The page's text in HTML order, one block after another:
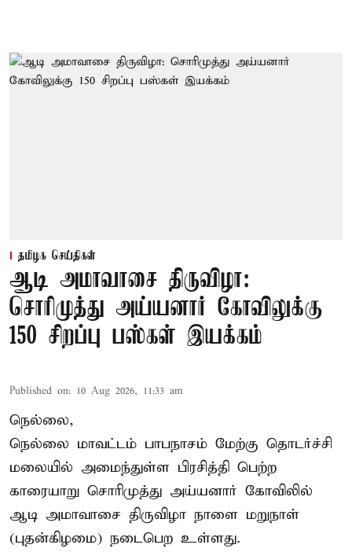
தமிழக செய்திகள்
ஆடி அமாவாசை திருவிழா:
சொரிமுத்து அய்யனார் கோவிலுக்கு
150 சிறப்பு பஸ்கள் இயக்கம்
Published on: 10 Aug 2026, 11:33 am
நெல்லை,
நெல்லை மாவட்டம் பாபநாசம் மேற்கு தொடர்ச்சி
மலையில் அமைந்துள்ள பிரசித்தி பெற்ற
காரையாறு சொரிமுத்து அய்யனார் கோவிலில்
ஆடி அமாவாசை திருவிழா நாளை மறுநாள்
(புதன்கிழமை) நடைபெற உள்ளது.